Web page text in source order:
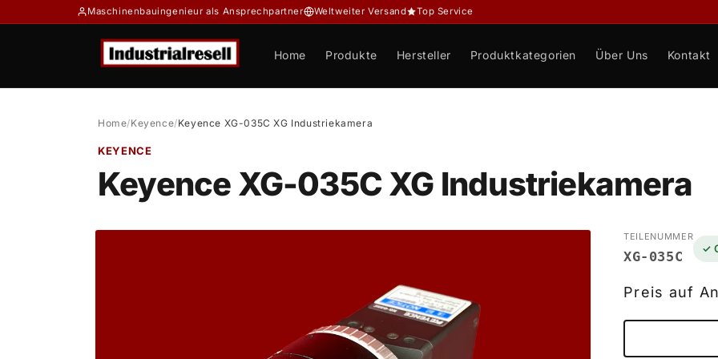
Maschinenbauingenieur als Ansprechpartner Weltweiter Versand Top Service
Home Produkte Hersteller Produktkategorien Über Uns Kontakt
Home/Keyence/Keyence XG-035C XG Industriekamera
KEYENCE
Keyence XG-035C XG Industriekamera
TEILENUMMER
XG-035C ✓
Preis auf